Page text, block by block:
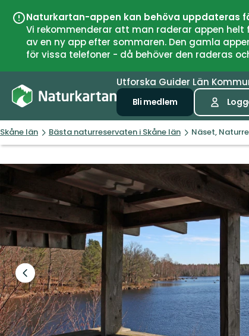
Naturkartan-appen kan behöva uppdateras
Vi rekommenderar att man raderar appen
av en ny app efter sommaren. Den gamla
för vissa telefoner - då behöver den raderas
Utforska Guider Län
Bli medlem
Skåne län Bästa naturreservaten i Skåne län Näset,
Föregående
bild